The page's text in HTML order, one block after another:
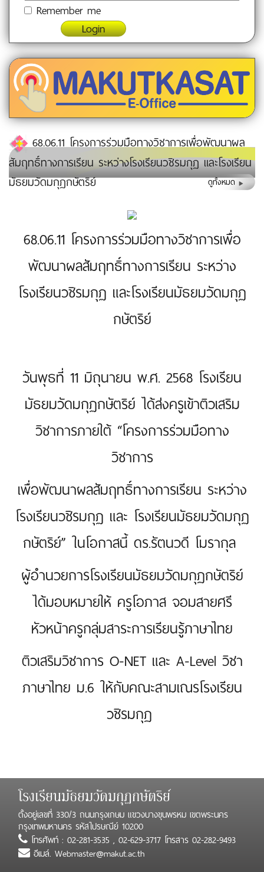
Remember me
Login
68.06.11 โครงการร่วมมือทางวิชาการเพื่อพัฒนาผล
สัมฤทธิ์ทางการเรียน ระหว่างโรงเรียนวชิรมกุฏ และโรงเรียน
มัธยมวัดมกุฏกษัตริย์
ดูทั้งหมด
68.06.11 โครงการร่วมมือทางวิชาการเพื่อ
พัฒนาผลสัมฤทธิ์ทางการเรียน ระหว่าง
โรงเรียนวชิรมกุฏ และโรงเรียนมัธยมวัดมกุฏ
กษัตริย์
วันพุธที่ 11 มิถุนายน พ.ศ. 2568 โรงเรียน
มัธยมวัดมกุฏกษัตริย์ ได้ส่งครูเข้าติวเสริม
วิชาการภายใต้ “โครงการร่วมมือทาง
วิชาการ
เพื่อพัฒนาผลสัมฤทธิ์ทางการเรียน ระหว่าง
โรงเรียนวชิรมกุฏ และ โรงเรียนมัธยมวัดมกุฏ
กษัตริย์” ในโอกาสนี้ ดร.รัตนวดี โมรากุล
ผู้อำนวยการโรงเรียนมัธยมวัดมกุฏกษัตริย์
ได้มอบหมายให้ ครูโอภาส จอมสายศรี
หัวหน้าครูกลุ่มสาระการเรียนรู้ภาษาไทย
ติวเสริมวิชาการ O-NET และ A-Level วิชา
ภาษาไทย ม.6 ให้กับคณะสามเณรโรงเรียน
วชิรมกุฏ
โรงเรียนมัธยมวัดมกุฏกษัตริย์
ตั้งอยู่เลขที่ 330/3 ถนนกรุงเกษม แขวงบางขุนพรหม เขตพระนคร
กรุงเทพมหานคร รหัสไปรษณีย์ 10200
โทรศัพท์ : 02-281-3535 , 02-629-3717 โทรสาร 02-282-9493
อีเมล์. Webmaster@makut.ac.th